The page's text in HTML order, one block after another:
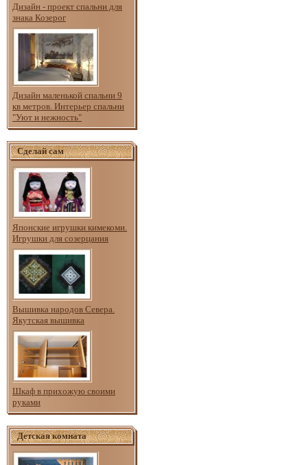
Дизайн - проект спальни для
знака Козерог
Дизайн маленькой спальни 9
кв метров. Интерьер спальни
"Уют и нежность"
Сделай сам
Японские игрушки кимекоми.
Игрушки для созерцания
Вышивка народов Севера.
Якутская вышивка
Шкаф в прихожую своими
руками
Детская комната